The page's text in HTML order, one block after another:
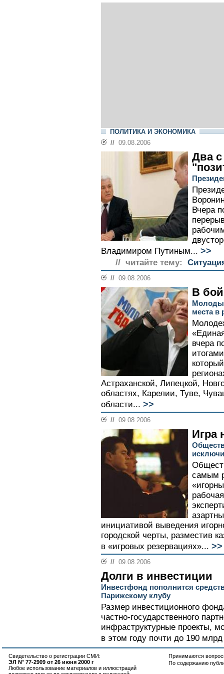
ПОЛИТИКА И ЭКОНОМИКА
// 09.08.2006
Два
Вчера
Владимиром Путиным... >>
// читайте тему:
// 09.08.2006
В
места в
вчера
Астраханской, Липецкой,
областях, Карелии, Туве,
области... >>
// 09.08.2006
Игра
самым
инициативой выведения
городской черты, разместив
в «игровых резервациях»... >>
// 09.08.2006
Долги в инвестиции
Инвестфонд пополнится
Парижскому клубу
Размер инвестиционного
частно-государственного
инфраструктурные проекты,
в этом году почти до 190
Свидетельство о регистрации СМИ:
ЭЛ N° 77-2909 от 26 июня 2000 г
Любое использование материалов и иллюстраций
Принимаются
По содержанию